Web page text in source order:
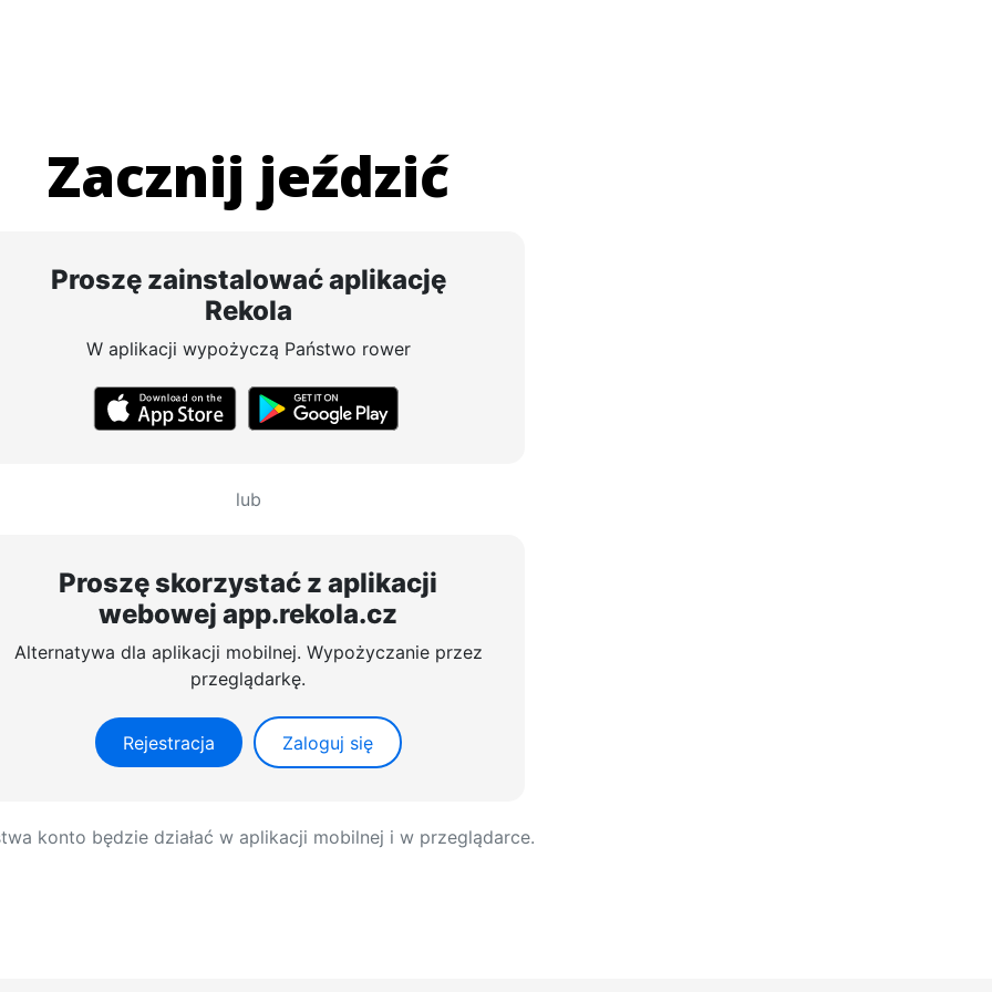
Zacznij jeździć
Proszę zainstalować aplikację
Rekola
W aplikacji wypożyczą Państwo rower
lub
Proszę skorzystać z aplikacji
webowej app.rekola.cz
Alternatywa dla aplikacji mobilnej. Wypożyczanie przez
przeglądarkę.
Rejestracja Zaloguj się
konto będzie działać w aplikacji mobilnej i w przeglądarce.